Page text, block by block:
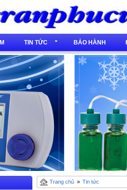
TIN TỨC BẢO HÀNH
Trang chủ » Tin tức